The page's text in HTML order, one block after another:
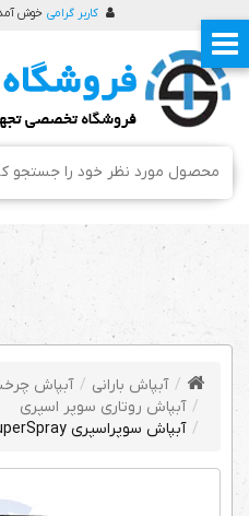
کاربر گرامی خوش
آبپاش بارانی
آبپاش
آبپاش روتاری سوپر اسپری
آبپاش سوپراسپری AK-SuperSpray نازل آبی